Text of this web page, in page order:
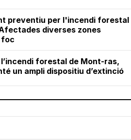
preventiu per l'incendi forestal
diverses zones
foc
forestal de Mont-ras,
un ampli dispositiu d’extinció